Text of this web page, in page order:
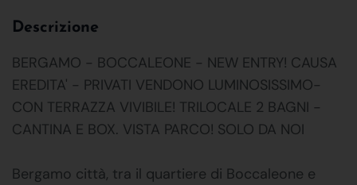
Descrizione
BERGAMO - BOCCALEONE - NEW ENTRY! CAUSA
EREDITA' - PRIVATI VENDONO LUMINOSISSIMO-
CON TERRAZZA VIVIBILE! TRILOCALE 2 BAGNI -
CANTINA E BOX. VISTA PARCO! SOLO DA NOI
Bergamo città, tra il quartiere di Boccaleone e